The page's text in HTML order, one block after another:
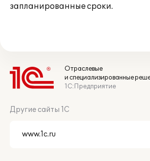
запланированные сроки.
Отраслевые
и специализированные
1С:Предприятие
Другие сайты 1С